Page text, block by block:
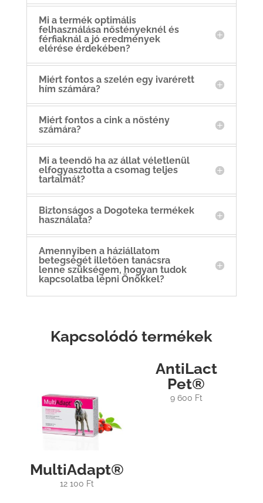
Mi a termék optimális
felhasználása nőstényeknél és
férfiaknál a jó eredmények
elérése érdekében?
Miért fontos a szelén egy ivarérett
hím számára?
Miért fontos a cink a nőstény
számára?
Mi a teendő ha az állat véletlenül
elfogyasztotta a csomag teljes
tartalmát?
Biztonságos a Dogoteka termékek
használata?
Amennyiben a háziállatom
betegségét illetően tanácsra
lenne szükségem, hogyan tudok
kapcsolatba lépni Önökkel?
Kapcsolódó termékek
MultiAdapt®
12 100 Ft
AntiLact
Pet®
9 600 Ft